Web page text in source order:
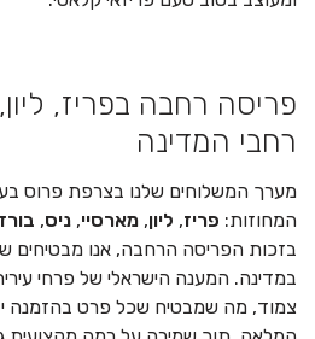
פריסה רחבה בפריז,
רחבי המדינה
מערך המשלוחים שלנו בצרפת פרוס
המחוזות: פריז, ליון, מארסיי, ניס,
בזכות הפריסה הרחבה, אנו מבטיחים
במדינה. המענה הישראלי של פרחי
צמוד, מה שמבטיח שכל פרט בהזמנה